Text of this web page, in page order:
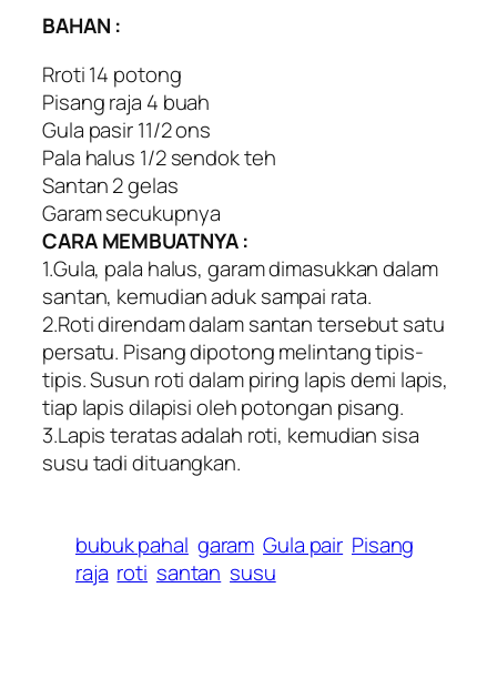
BAHAN :
Rroti 14 potong
Pisang raja 4 buah
Gula pasir 11/2 ons
Pala halus 1/2 sendok teh
Santan 2 gelas
Garam secukupnya
CARA MEMBUATNYA :
1.Gula, pala halus, garam dimasukkan dalam
santan, kemudian aduk sampai rata.
2.Roti direndam dalam santan tersebut satu
persatu. Pisang dipotong melintang tipis-
tipis. Susun roti dalam piring lapis demi lapis,
tiap lapis dilapisi oleh potongan pisang.
3.Lapis teratas adalah roti, kemudian sisa
susu tadi dituangkan.
bubuk pahal garam Gula pair Pisang
raja roti santan susu